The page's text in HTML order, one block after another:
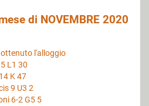
di NOVEMBRE 2020
ottenuto l'alloggio
L1 30
K 47
9 U3 2
6-2 G5 5